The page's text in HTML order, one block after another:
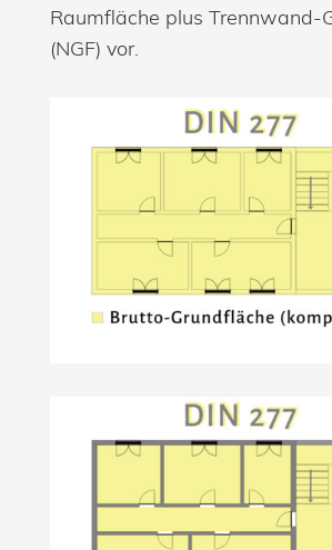
Raumfläche plus Trennwand-
(NGF) vor.